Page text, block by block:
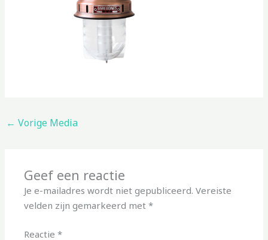
← Vorige Media
Geef een reactie
Je e-mailadres wordt niet gepubliceerd. Vereiste
velden zijn gemarkeerd met*
Reactie*